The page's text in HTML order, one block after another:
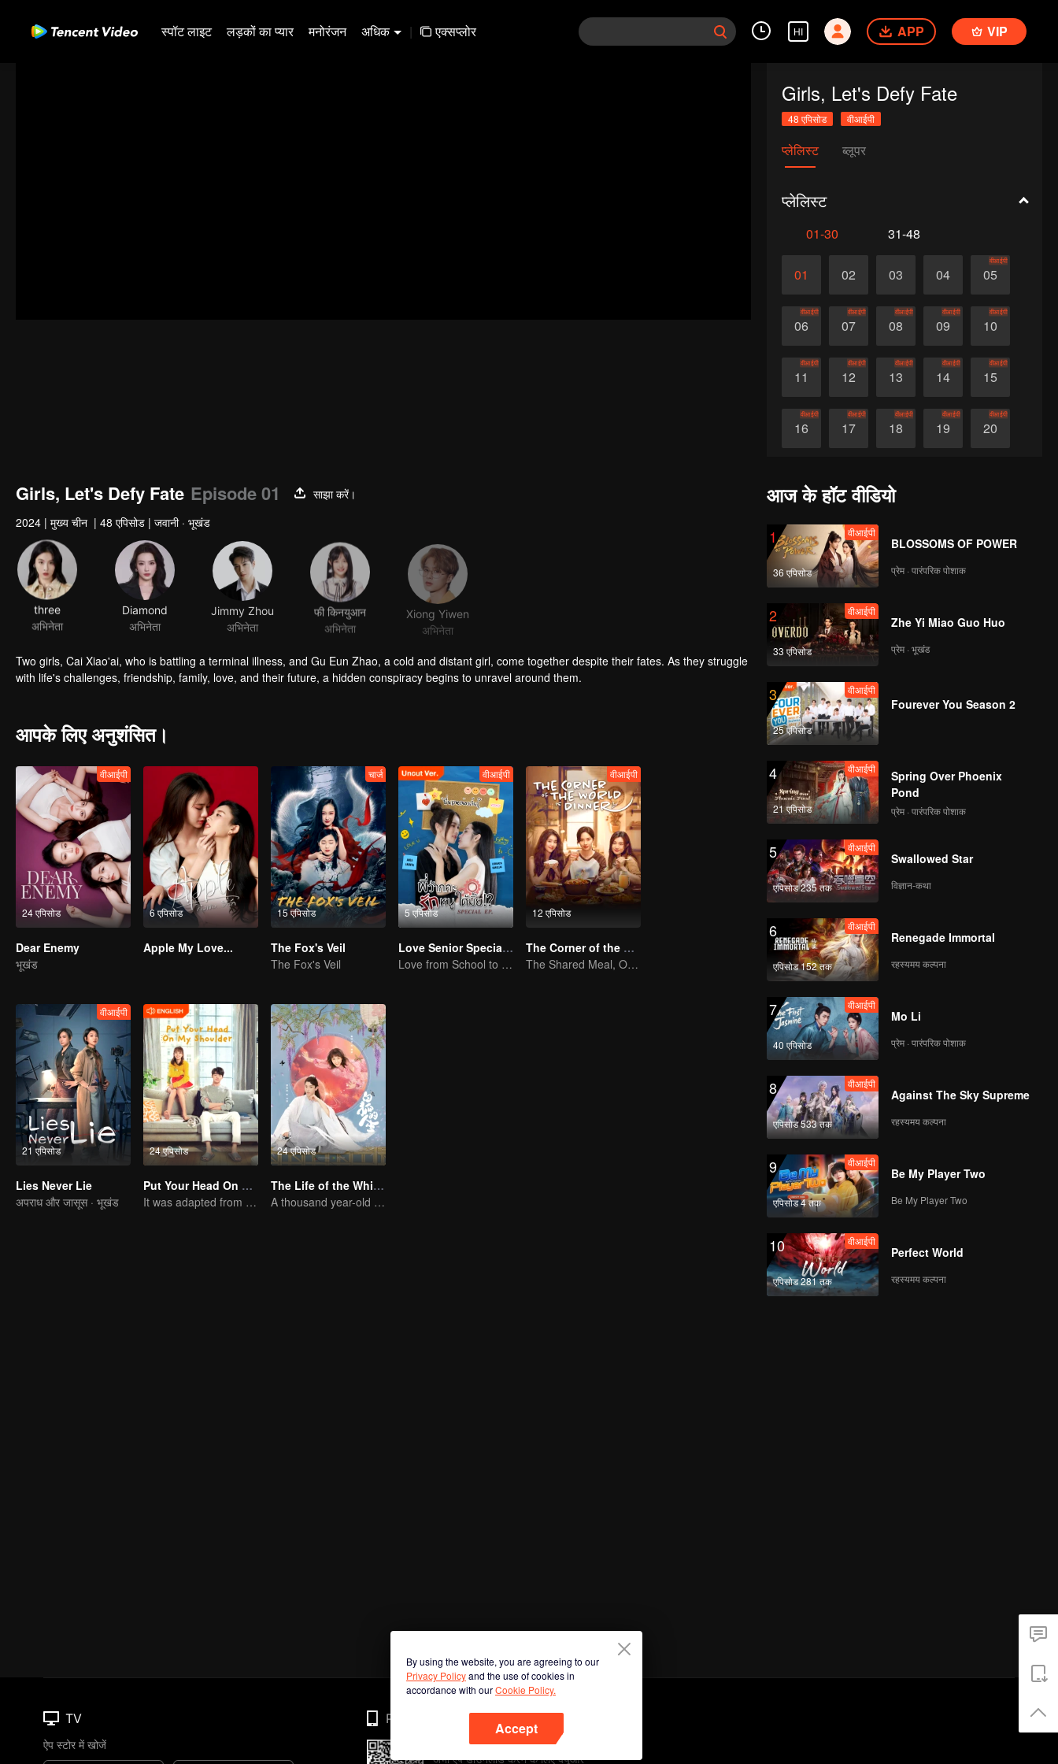
स्पॉट लाइट लड़कों का प्यार मनोरंजन अधिक | एक्सप्लोर HI APP VIP
Girls, Let's Defy Fate
48 एपिसोड वीआईपी
प्लेलिस्ट ब्लूपर
प्लेलिस्ट
01-30 31-48
01 02 03 04 05
वीआईपी
06
वीआईपी
07
वीआईपी
08
वीआईपी
09
वीआईपी
10
वीआईपी
11
वीआईपी
12
वीआईपी
13
वीआईपी
14
वीआईपी
15
वीआईपी
16
वीआईपी
17
वीआईपी
18
वीआईपी
19
वीआईपी
20
वीआईपी
26 27
Girls, Let's Defy Fate Episode 01
साझा करें।
2024 | मुख्य चीन | 48 एपिसोड | जवानी · भूखंड
three
अभिनेता
Diamond
अभिनेता
Jimmy Zhou
अभिनेता
फी किनयुआन
अभिनेता
Xiong Yiwen
अभिनेता
Two girls, Cai Xiao'ai, who is battling a terminal illness, and Gu Eun Zhao, a cold and distant girl, come together despite their fates. As they struggle
with life's challenges, friendship, family, love, and their future, a hidden conspiracy begins to unravel around them.
आपके लिए अनुशंसित।
24 एपिसोड
वीआईपी
Dear Enemy
भूखंड
6 एपिसोड
Apple My Love...
15 एपिसोड
चार्ज
The Fox's Veil
The Fox's Veil
5 एपिसोड
वीआईपी
Love Senior Special Episode （Uncut Ver.)
Love from School to Workplace
12 एपिसोड
वीआईपी
The Corner of the World is Dinner
The Shared Meal, Our Recipe to Heal Life's Wounds
21 एपिसोड
वीआईपी
Lies Never Lie
अपराध और जासूस · भूखंड
24 एपिसोड
Put Your Head On My Shoulder (Eng Dub)
It was adapted from the same series of novels as "A Love so Beautiful"
24 एपिसोड
The Life of the White Fox
A thousand year-old fox meet a lively girl
आज के हॉट वीडियो
1
36 एपिसोड
वीआईपी
BLOSSOMS OF POWER
प्रेम · पारंपरिक पोशाक
2
33 एपिसोड
वीआईपी
Zhe Yi Miao Guo Huo
प्रेम · भूखंड
3
25 एपिसोड
वीआईपी
Fourever You Season 2
4
21 एपिसोड
वीआईपी
Spring Over Phoenix
Pond
प्रेम · पारंपरिक पोशाक
5
एपिसोड 235 तक
वीआईपी
Swallowed Star
विज्ञान-कथा
6
एपिसोड 152 तक
वीआईपी
Renegade Immortal
रहस्यमय कल्पना
7
40 एपिसोड
वीआईपी
Mo Li
प्रेम · पारंपरिक पोशाक
8
एपिसोड 533 तक
वीआईपी
Against The Sky Supreme
रहस्यमय कल्पना
9
एपिसोड 4 तक
वीआईपी
Be My Player Two
Be My Player Two
10
एपिसोड 281 तक
वीआईपी
Perfect World
रहस्यमय कल्पना
By using the website, you are agreeing to our
Privacy Policyand the use of cookies in
accordance with ourCookie Policy.
Accept
TV
ऐप स्टोर में खोजें
Phone
अभी ऐप डाउनलोड करने के लिए क्यूआर